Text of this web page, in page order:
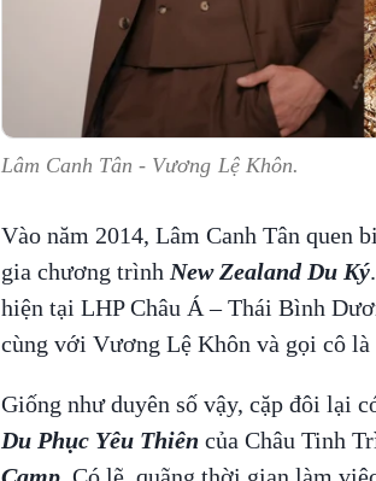
Lâm Canh Tân - Vương Lệ Khôn.
Vào năm 2014, Lâm Canh Tân quen
gia chương trình New Zealand Du Ký
hiện tại LHP Châu Á – Thái Bình
cùng với Vương Lệ Khôn và gọi cô là
Giống như duyên số vậy, cặp đôi lại
Du Phục Yêu Thiên của Châu Tinh